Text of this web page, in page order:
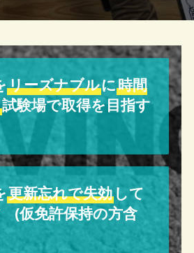
リーズナブルに時間
試験場で取得を目指す
更新忘れで失効 して
(仮免許保持の方含